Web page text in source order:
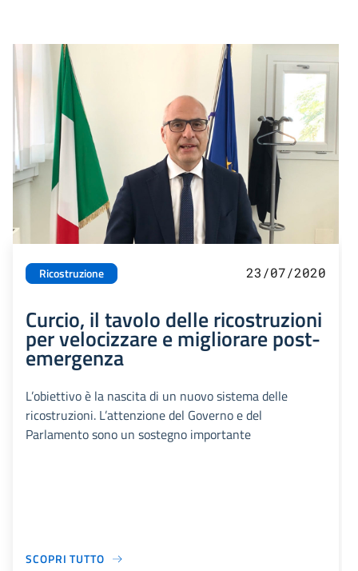
Ricostruzione 23/07/2020
Curcio, il tavolo delle ricostruzioni
per velocizzare e migliorare post-
emergenza
L’obiettivo è la nascita di un nuovo sistema delle
ricostruzioni. L’attenzione del Governo e del
Parlamento sono un sostegno importante
SCOPRI TUTTO